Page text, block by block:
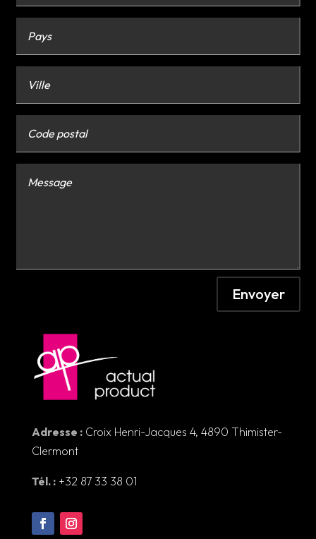
Envoyer
Adresse : Croix Henri-Jacques 4, 4890 Thimister-
Clermont
Tél. : +32 87 33 38 01